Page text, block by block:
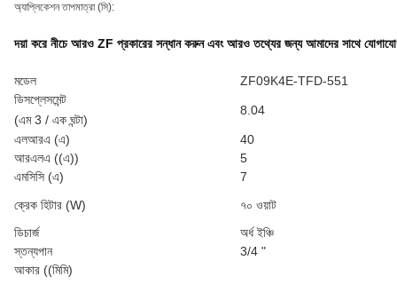
অ্যাপ্লিকেশন তাপমাত্রা (সি):
দয়া করে নীচে আরও ZF প্রকারের সন্ধান করুন এবং আরও তথ্যের জন্য আমাদের সাথে
মডেল
ZF09K4E-TFD-551
ডিসপ্লেসমেন্ট
8.04
(এম 3 / এক ঘন্টা)
এলআরএ (এ)
40
আরএলএ ((এ))
5
এমসিসি (এ)
7
ক্রেক হিটার (W)
৭০ ওয়াট
ডিচার্জ
অর্ধ ইঞ্চি
স্তন্যপান
3/4 "
আকার ((মিমি)